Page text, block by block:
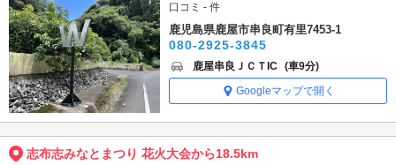
口コミ - 件
鹿児島県鹿屋市串良町有里7453-1
080-2925-3845
鹿屋串良ＪＣＴIC (車9分)
Googleマップで開く
志布志みなとまつり 花火大会から18.5km